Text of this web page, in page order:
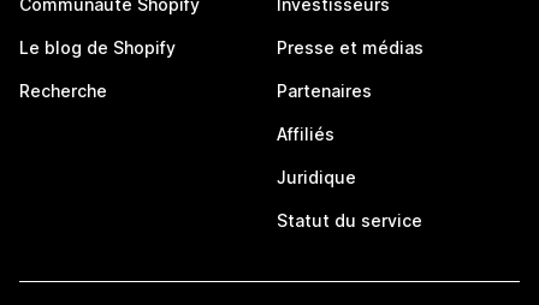
Communauté Shopify
Le blog de Shopify
Recherche
Investisseurs
Presse et médias
Partenaires
Affiliés
Juridique
Statut du service